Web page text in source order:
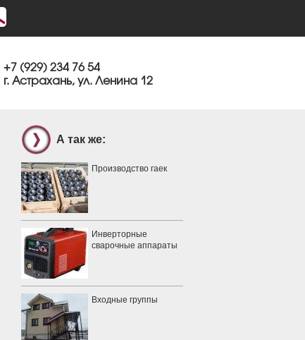
+7 (929) 234 76 54
г. Астрахань, ул. Ленина 12
А так же:
Производство гаек
Инверторные
сварочные аппараты
Входные группы